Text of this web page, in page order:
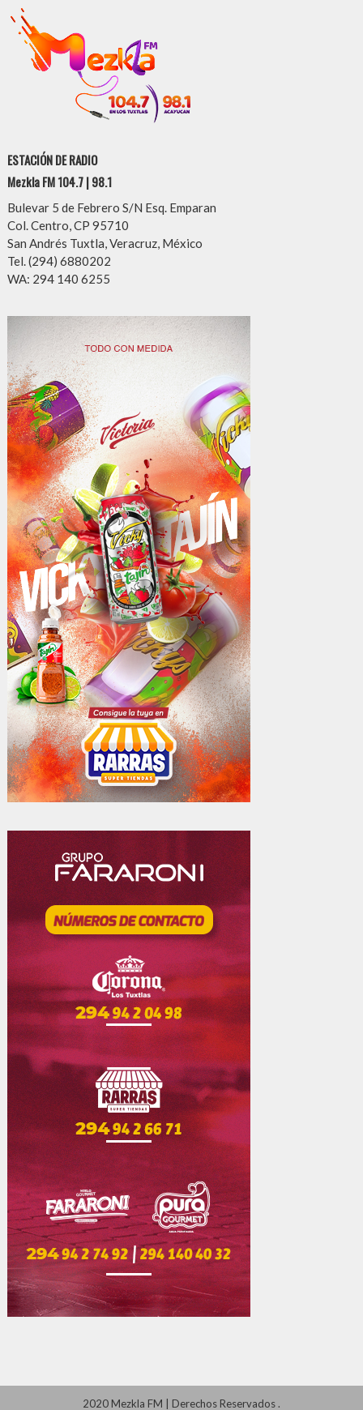
ESTACIÓN DE RADIO
Mezkla FM 104.7 | 98.1
Bulevar 5 de Febrero S/N Esq. Emparan
Col. Centro, CP 95710
San Andrés Tuxtla, Veracruz, México
Tel. (294) 6880202
WA: 294 140 6255
2020 Mezkla FM Derechos Reservados.